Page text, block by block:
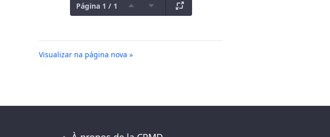
Página 1 / 1
Visualizar na página nova »